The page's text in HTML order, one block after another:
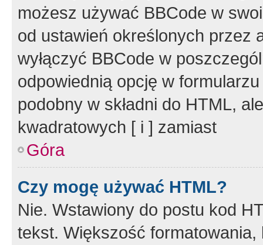
możesz używać BBCode w
od ustawień określonych przez
wyłączyć BBCode w
odpowiednią opcję w
podobny w składni do HTML,
kwadratowych [ i ] zamiast
Góra
Czy mogę używać HTML?
Nie. Wstawiony do postu kod
tekst. Większość